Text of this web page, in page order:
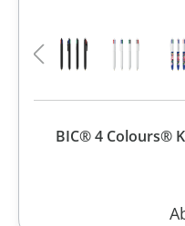
BIC® 4 Colours®